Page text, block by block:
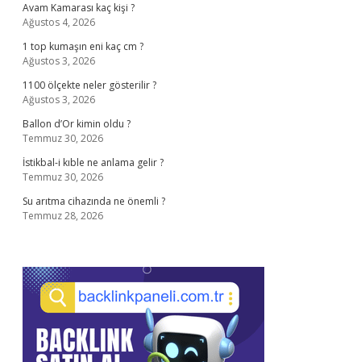
Avam Kamarası kaç kişi ?
Ağustos 4, 2026
1 top kumaşın eni kaç cm ?
Ağustos 3, 2026
1100 ölçekte neler gösterilir ?
Ağustos 3, 2026
Ballon d’Or kimin oldu ?
Temmuz 30, 2026
İstikbal-i kıble ne anlama gelir ?
Temmuz 30, 2026
Su arıtma cihazında ne önemli ?
Temmuz 28, 2026